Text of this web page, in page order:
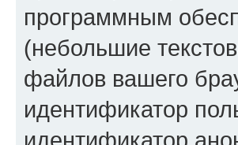
программным
(небольшие
файлов вашего
идентификатор
идентификатор